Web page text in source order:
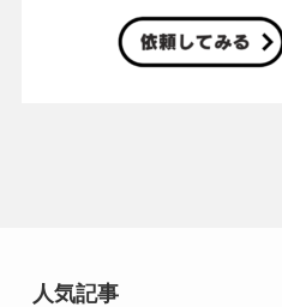
人気記事